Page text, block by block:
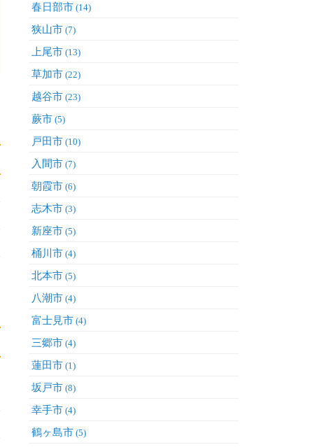
春日部市 (14)
狭山市 (7)
上尾市 (13)
草加市 (22)
越谷市 (23)
蕨市 (5)
戸田市 (10)
入間市 (7)
朝霞市 (6)
志木市 (3)
新座市 (5)
桶川市 (4)
北本市 (5)
八潮市 (4)
富士見市 (4)
三郷市 (4)
蓮田市 (1)
坂戸市 (8)
幸手市 (4)
鶴ヶ島市 (5)